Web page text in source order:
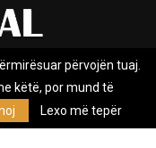
Kontakt
e themeluar në vitin
përvojën tuaj.
këtë, por mund të
Lexo më tepër